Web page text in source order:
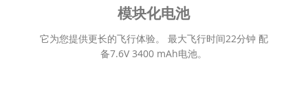
模块化电池
它为您提供更长的飞行体验。 最大飞行时间22分钟 配
备7.6V 3400 mAh电池。